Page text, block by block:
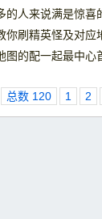
的人来说满是惊喜
你刷精英怪及对应
图的配一起最中心
总数 120 1 2